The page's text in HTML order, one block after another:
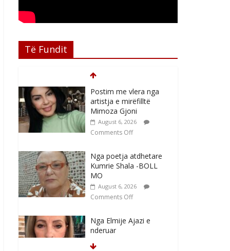
Të Fundit
Nga poetja atdhetare
Kumrie Shala -BOLL
MO
August 6, 2026
Comments Off
Nga Elmije Ajazi e
nderuar
August 5, 2026
Comments Off
Brahim Çekaj njē
veprimtar i respektuar i
çeshtjës kombëtare